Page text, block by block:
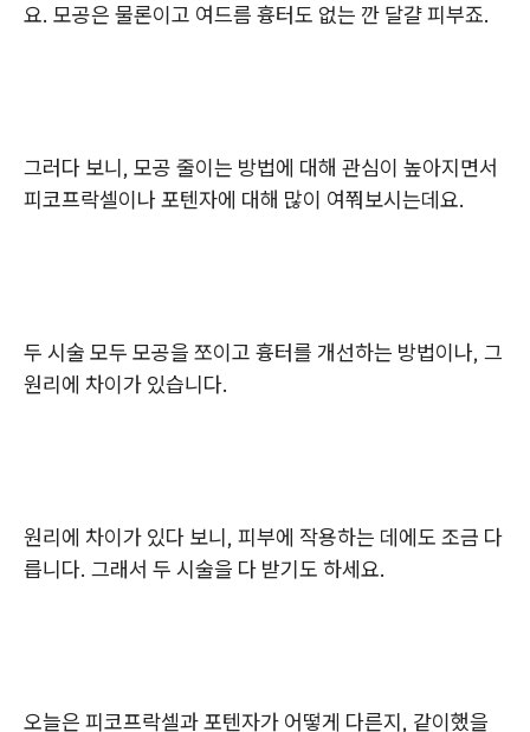
요. 모공은 물론이고 여드름 흉터도 없는 깐 달걀 피부죠.
그러다 보니, 모공 줄이는 방법에 대해 관심이 높아지면서
피코프락셀이나 포텐자에 대해 많이 여쭤보시는데요.
두 시술 모두 모공을 쪼이고 흉터를 개선하는 방법이나, 그
원리에 차이가 있습니다.
원리에 차이가 있다 보니, 피부에 작용하는 데에도 조금 다
릅니다. 그래서 두 시술을 다 받기도 하세요.
오늘은 피코프락셀과 포텐자가 어떻게 다른지, 같이했을